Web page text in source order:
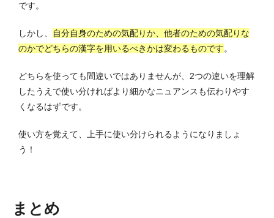
です。
しかし、
自分自身のための気配りか、他者のための気配りな
のかでどちらの漢字を用いるべきかは変わるものです。
どちらを使っても間違いではありませんが、2つの違いを理解
したうえで使い分ければより細かなニュアンスも伝わりやす
くなるはずです。
使い方を覚えて、上手に使い分けられるようになりましょ
う！
まとめ